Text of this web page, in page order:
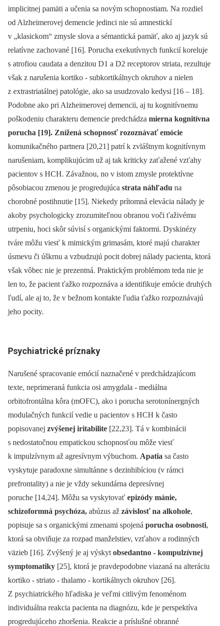
implicitnej pamäti a učenia sa novým schopnostiam. Na rozdiel
od Alzheimerovej demencie jedinci nie sú amnestickí
v „klasickom“ zmysle slova a sémantická pamäť, ako aj jazyk sú
relatívne zachované [16]. Porucha exekutívnych funkcií koreluje
s atrofiou caudata a denzitou D1 a D2 receptorov striata, rezultuje
však z narušenia kortiko ‑⁠ subkortikálnych okruhov a nielen
z extrastriatálnej patológie, ako sa usudzovalo kedysi [16 –⁠ 18].
Podobne ako pri Alzheimerovej demencii, aj tu kognitívnemu
poškodeniu charakteru demencie predchádza mierna kognitívna
porucha [19]. Znížená schopnosť rozoznávať emócie
komunikačného partnera [20,21] patrí k zvláštnym kognitívnym
narušeniam, komplikujúcim už aj tak kriticky zaťažené vzťahy
pacientov s HCH. Závažnou, no v istom zmysle protektívne
pôsobiacou zmenou je progredujúca strata náhľadu na
chorobné postihnutie [15]. Niekedy prítomná elevácia nálady je
akoby psychologicky zrozumiteľnou obranou voči ťaživému
utrpeniu, hoci skôr súvisí s organickými faktormi. Dyskinézy
tváre môžu viesť k mimickým grimasám, ktoré majú charakter
úsmevu či úškrnu a vzbudzujú pocit dobrej nálady pacienta, ktorá
však vôbec nie je prezentná. Praktickým pro­blémom teda nie je
len to, že pacient ťažko rozpoznáva a identifikuje emócie druhých
ľudí, ale aj to, že v bežnom kontakte ľudia ťažko rozpoznávajú
jeho pocity.
Psychiatrické príznaky
Narušené spracovanie emócií naznačené v predchádzajúcom
texte, neprimeraná funkcia osi amygdala ‑⁠ mediálna
orbitofrontálna kôra (mOFC), ako i porucha serotonínergných
modulačných funkcií vedie u pacientov s HCH k často
popisovanej zvýšenej iritabilite [22,23]. Tá v kombinácii
s nedostatočnou empatickou schopnosťou môže viesť
k impulzívnym až agresívnym výbuchom. Apatia sa často
vyskytuje paradoxne simultánne s dezinhibíciou (v rámci
prefrontality) a nie je vždy sekundárna depresívnej
poruche [14,24]. Môžu sa vyskytovať epizódy mánie,
schizoformná psychóza, abúzus až závislosť na alkohole,
popisuje sa s organickými zmenami spojená porucha osobnosti,
ktorá sa obviňuje za rozpad manželstiev, vzťahov a rodinných
väzieb [16]. Zvýšený je aj výskyt obsedantno ‑⁠ kompulzívnej
symptomatiky [25], ktorá je pravdepodobne viazaná na alteráciu
kortiko ‑⁠ striato ‑⁠ thalamo ‑⁠ kortikálnych okruhov [26].
Z psychiatrického hľadiska je veľmi citlivým fenoménom
individuálna reakcia pacienta na dia­gnózu, kde je perspektíva
progredujúceho zhoršenia. Reakcie a príslušné obranné